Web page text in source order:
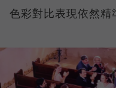
色彩對比表現依然精